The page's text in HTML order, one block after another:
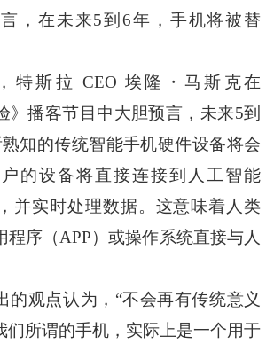
，在未来5到6年，手机将被替
斯拉 CEO 埃隆・马斯克在
》播客节目中大胆预言，未来5到
知的传统智能手机硬件设备将会
的设备将直接连接到人工智能
并实时处理数据。这意味着人类
程序（APP）或操作系统直接与人
观点认为，“不会再有传统意义
们所谓的手机，实际上是一个用于